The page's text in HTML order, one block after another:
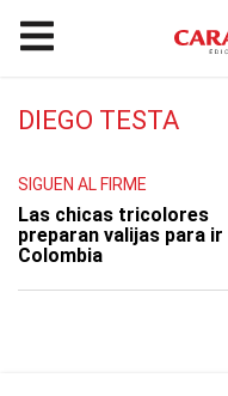
DIEGO TESTA
SIGUEN AL FIRME
Las chicas tricolores
preparan valijas para ir
Colombia